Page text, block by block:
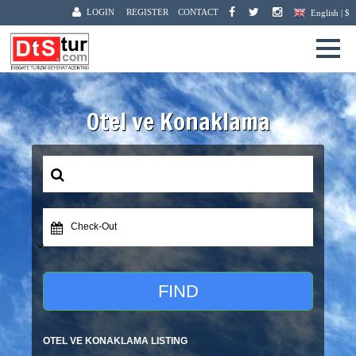
LOGIN REGISTER CONTACT English | $
Otel ve Konaklama
Check-Out
FIND
OTEL VE KONAKLAMA LISTING